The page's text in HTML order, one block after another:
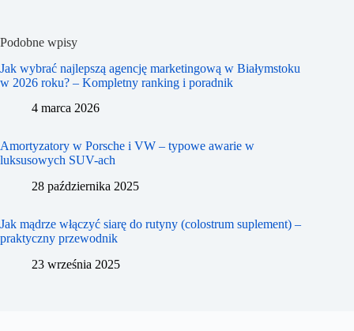
Podobne wpisy
Jak wybrać najlepszą agencję marketingową w Białymstoku
w 2026 roku? – Kompletny ranking i poradnik
4 marca 2026
Amortyzatory w Porsche i VW – typowe awarie w
luksusowych SUV-ach
28 października 2025
Jak mądrze włączyć siarę do rutyny (colostrum suplement) –
praktyczny przewodnik
23 września 2025